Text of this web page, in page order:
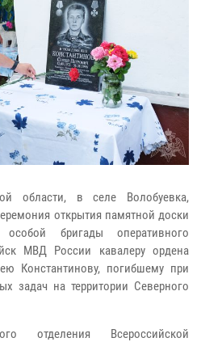
области, в селе Волобуевка,
открытия памятной доски
бригады оперативного
МВД России кавалеру ордена
Константинову, погибшему при
задач на территории Северного
отделения Всероссийской